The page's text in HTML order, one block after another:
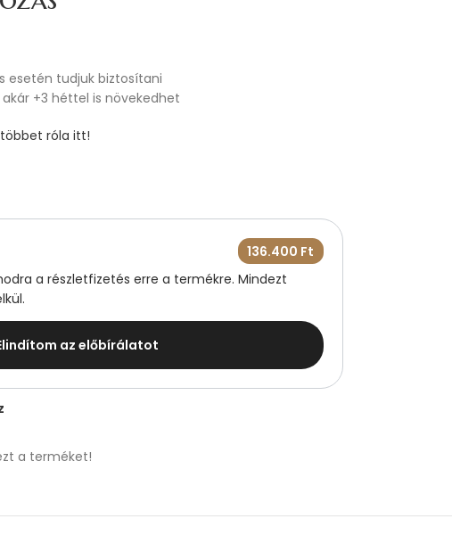
esetén tudjuk biztosítani
+3 héttel is növekedhet
róla itt!
136.400 Ft
a részletfizetés erre a termékre. Mindezt
az előbírálatot
a terméket!